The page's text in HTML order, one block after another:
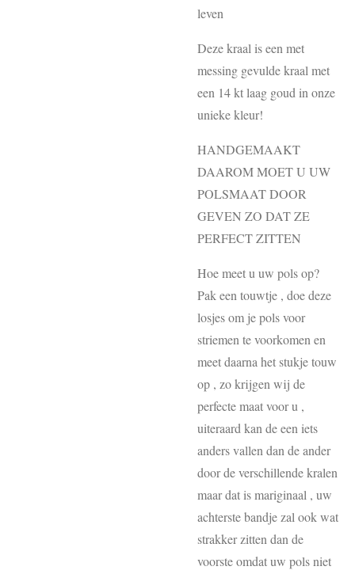
leven
Deze kraal is een met
messing gevulde kraal met
een 14 kt laag goud in onze
unieke kleur!
HANDGEMAAKT
DAAROM MOET U UW
POLSMAAT DOOR
GEVEN ZO DAT ZE
PERFECT ZITTEN
Hoe meet u uw pols op?
Pak een touwtje , doe deze
losjes om je pols voor
striemen te voorkomen en
meet daarna het stukje touw
op , zo krijgen wij de
perfecte maat voor u ,
uiteraard kan de een iets
anders vallen dan de ander
door de verschillende kralen
maar dat is mariginaal , uw
achterste bandje zal ook wat
strakker zitten dan de
voorste omdat uw pols niet